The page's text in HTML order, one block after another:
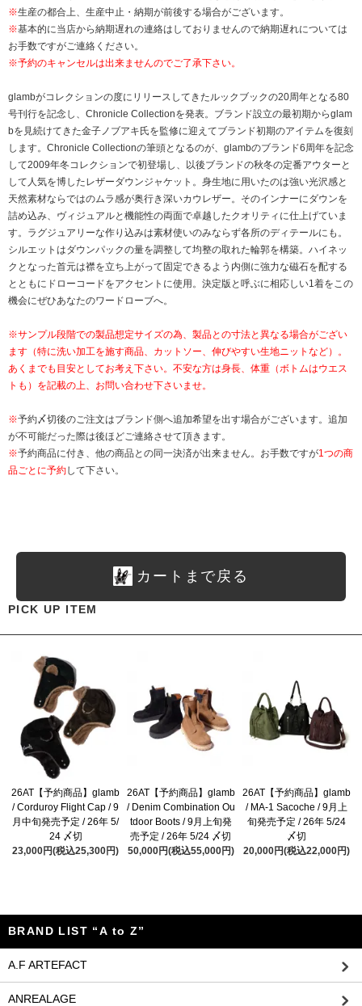
※生産の都合上、生産中止・納期が前後する場合がございます。
※基本的に当店から納期遅れの連絡はしておりませんので納期遅れについては
お手数ですがご連絡ください。
※予約のキャンセルは出来ませんのでご了承下さい。
glambがコレクションの度にリリースしてきたルックブックの20周年となる80
号刊行を記念し、Chronicle Collectionを発表。ブランド設立の最初期からglam
bを見続けてきた金子ノブアキ氏を監修に迎えてブランド初期のアイテムを復刻
します。Chronicle Collectionの筆頭となるのが、glambのブランド6周年を記念
して2009年冬コレクションで初登場し、以後ブランドの秋冬の定番アウターと
して人気を博したレザーダウンジャケット。身生地に用いたのは強い光沢感と
天然素材ならではのムラ感が奥行き深いカウレザー。そのインナーにダウンを
詰め込み、ヴィジュアルと機能性の両面で卓越したクオリティに仕上げていま
す。ラグジュアリーな作り込みは素材使いのみならず各所のディテールにも。
シルエットはダウンパックの量を調整して均整の取れた輪郭を構築。ハイネッ
クとなった首元は襟を立ち上がって固定できるよう内側に強力な磁石を配する
とともにドローコードをアクセントに使用。決定版と呼ぶに相応しい1着をこの
機会にぜひあなたのワードローブへ。
※サンプル段階での製品想定サイズの為、製品との寸法と異なる場合がござい
ます（特に洗い加工を施す商品、カットソー、伸びやすい生地ニットなど）。
あくまでも目安としてお考え下さい。不安な方は身長、体重（ボトムはウエス
トも）を記載の上、お問い合わせ下さいませ。
※予約〆切後のご注文はブランド側へ追加希望を出す場合がございます。追加
が不可能だった際は後ほどご連絡させて頂きます。
※予約商品に付き、他の商品との同一決済が出来ません。お手数ですが1つの商
品ごとに予約して下さい。
カートまで戻る
PICK UP ITEM
26AT【予約商品】glamb
/ Corduroy Flight Cap / 9
月中旬発売予定 / 26年 5/
24 〆切
23,000円(税込25,300円)
26AT【予約商品】glamb
/ Denim Combination Ou
tdoor Boots / 9月上旬発
売予定 / 26年 5/24 〆切
50,000円(税込55,000円)
26AT【予約商品】glamb
/ MA-1 Sacoche / 9月上
旬発売予定 / 26年 5/24
〆切
20,000円(税込22,000円)
BRAND LIST “A to Z”
A.F ARTEFACT
ANREALAGE